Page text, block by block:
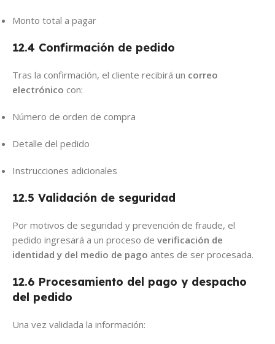
Monto total a pagar
12.4 Confirmación de pedido
Tras la confirmación, el cliente recibirá un correo
electrónico con:
Número de orden de compra
Detalle del pedido
Instrucciones adicionales
12.5 Validación de seguridad
Por motivos de seguridad y prevención de fraude, el
pedido ingresará a un proceso de verificación de
identidad y del medio de pago antes de ser procesada.
12.6 Procesamiento del pago y despacho
del pedido
Una vez validada la información: